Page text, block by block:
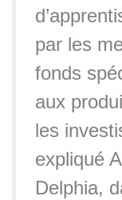
par les
fonds
aux
les
expliqué
Delphia,